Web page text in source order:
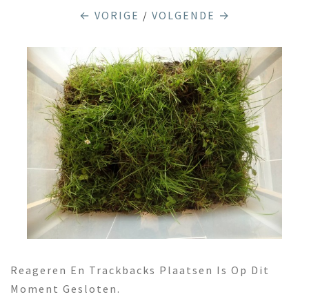
← VORIGE / VOLGENDE →
Reageren En Trackbacks Plaatsen Is Op Dit
Moment Gesloten.